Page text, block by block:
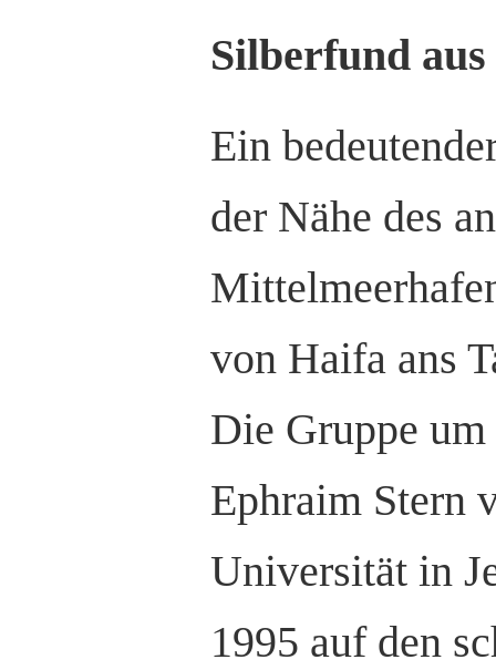
Silberfund
Ein
der Nähe des
von Haifa ans
Die Gruppe
Ephraim Stern
Universität in
1995 auf den